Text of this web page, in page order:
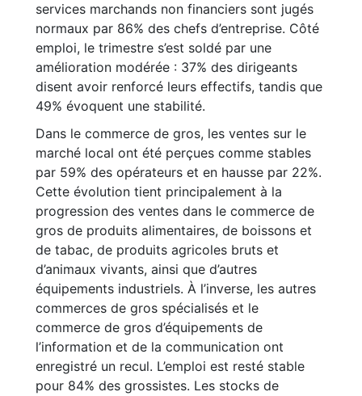
services marchands non financiers sont jugés
normaux par 86% des chefs d’entreprise. Côté
emploi, le trimestre s’est soldé par une
amélioration modérée : 37% des dirigeants
disent avoir renforcé leurs effectifs, tandis que
49% évoquent une stabilité.
Dans le commerce de gros, les ventes sur le
marché local ont été perçues comme stables
par 59% des opérateurs et en hausse par 22%.
Cette évolution tient principalement à la
progression des ventes dans le commerce de
gros de produits alimentaires, de boissons et
de tabac, de produits agricoles bruts et
d’animaux vivants, ainsi que d’autres
équipements industriels. À l’inverse, les autres
commerces de gros spécialisés et le
commerce de gros d’équipements de
l’information et de la communication ont
enregistré un recul. L’emploi est resté stable
pour 84% des grossistes. Les stocks de